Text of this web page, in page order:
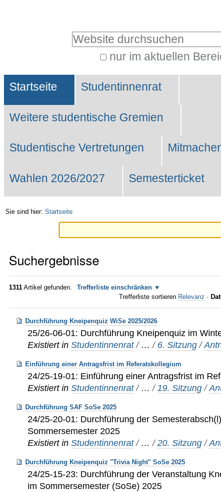
Website durchsuchen
nur im aktuellen
Suche…
Sektionen
Startseite Studentinnenrat
Weitere studentische Gremien
Studentische Vertretungen
Wahlen 2026/2027 Semesterticket
Sie sind hier: Startseite
Suchergebnisse
1311 Artikel gefunden.
Trefferliste einschränken
Trefferliste sortieren Relevanz ·
Durchführung Kneipenquiz WiSe 2025/2026
25/26-06-01: Durchführung Kneipenquiz im
Existiert in Studentinnenrat / …/ 6. Sitzung /
Einführung einer Antragsfrist im Referatskollegium
24/25-19-01: Einführung einer Antragsfrist im
Existiert in Studentinnenrat / …/19. Sitzung /
Durchführung SAF SoSe 2025
24/25-20-01: Durchführung der
Sommersemester 2025
Existiert in Studentinnenrat / …/20. Sitzung /
Durchführung Kneipenquiz "Trivia Night" SoSe 2025
24/25-15-23: Durchführung der Veranstaltung
im Sommersemester (SoSe) 2025